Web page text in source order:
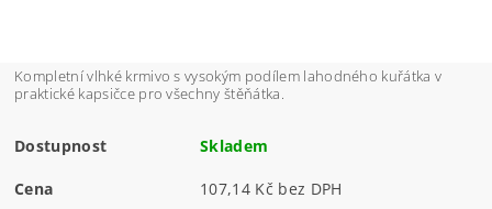
Kompletní vlhké krmivo s vysokým podílem lahodného kuřátka v
praktické kapsičce pro všechny štěňátka.
Dostupnost Skladem
Cena 107,14 Kč bez DPH